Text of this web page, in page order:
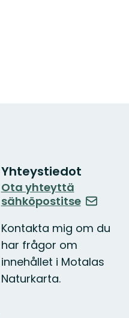
Yhteystiedot
Ota yhteyttä
sähköpostitse
Kontakta mig om du
har frågor om
innehållet i Motalas
Naturkarta.